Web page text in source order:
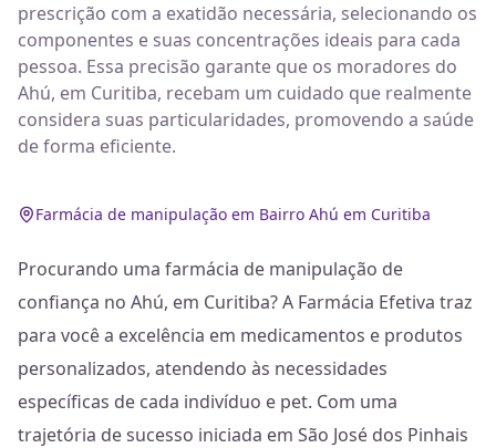
prescrição com a exatidão necessária, selecionando os
componentes e suas concentrações ideais para cada
pessoa. Essa precisão garante que os moradores do
Ahú, em Curitiba, recebam um cuidado que realmente
considera suas particularidades, promovendo a saúde
de forma eficiente.
Farmácia de manipulação em Bairro Ahú em Curitiba
Procurando uma farmácia de manipulação de
confiança no Ahú, em Curitiba? A Farmácia Efetiva traz
para você a excelência em medicamentos e produtos
personalizados, atendendo às necessidades
específicas de cada indivíduo e pet. Com uma
trajetória de sucesso iniciada em São José dos Pinhais